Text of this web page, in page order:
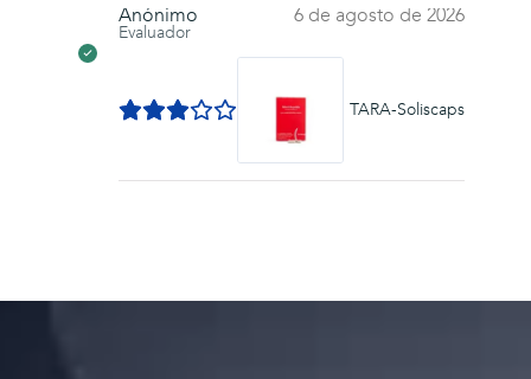
Anónimo
Evaluador
6 de agosto de 2026
TARA-Soliscaps